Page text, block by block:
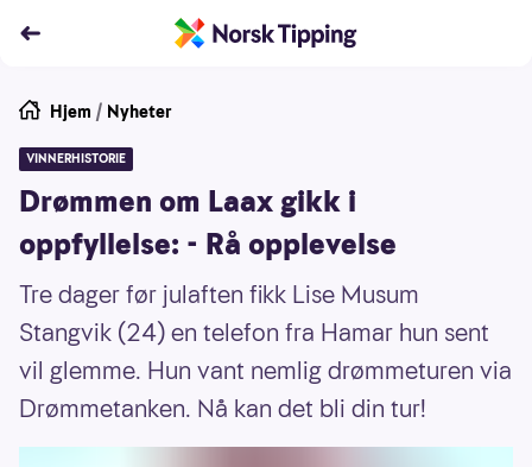
Hjem / Nyheter
VINNERHISTORIE
Drømmen om Laax gikk i
oppfyllelse: - Rå opplevelse
Tre dager før julaften fikk Lise Musum
Stangvik (24) en telefon fra Hamar hun sent
vil glemme. Hun vant nemlig drømmeturen via
Drømmetanken. Nå kan det bli din tur!